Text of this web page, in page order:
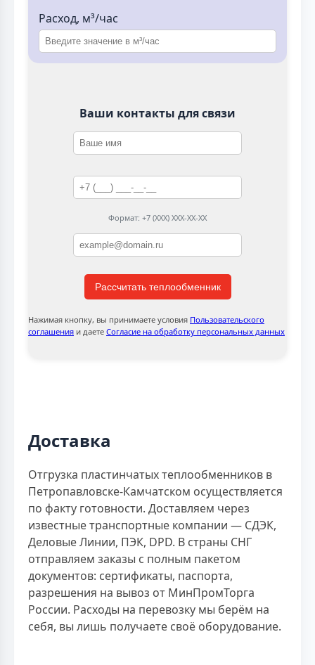
Расход, м³/час
Ваши контакты для связи
Формат: +7 (XXX) XXX-XX-XX
Рассчитать теплообменник
Нажимая кнопку, вы принимаете условия Пользовательского
соглашения и даете Согласие на обработку персональных данных
Доставка
Отгрузка пластинчатых теплообменников в
Петропавловске-Камчатском осуществляется
по факту готовности. Доставляем через
известные транспортные компании — СДЭК,
Деловые Линии, ПЭК, DPD. В страны СНГ
отправляем заказы с полным пакетом
документов: сертификаты, паспорта,
разрешения на вывоз от МинПромТорга
России. Расходы на перевозку мы берём на
себя, вы лишь получаете своё оборудование.